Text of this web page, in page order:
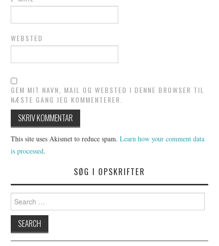
WEBSTED
GEM MIT NAVN, MAIL OG WEBSTED I DENNE BROWSER TIL
NÆSTE GANG JEG KOMMENTERER.
This site uses Akismet to reduce spam.Learn how your comment data
is processed.
SØG I OPSKRIFTER
Search
for: